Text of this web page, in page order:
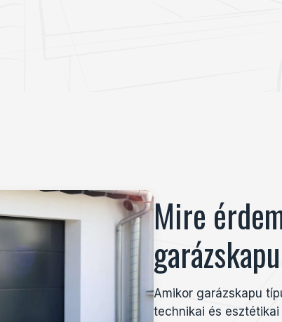
Mire
Amikor garázskapu
technikai és